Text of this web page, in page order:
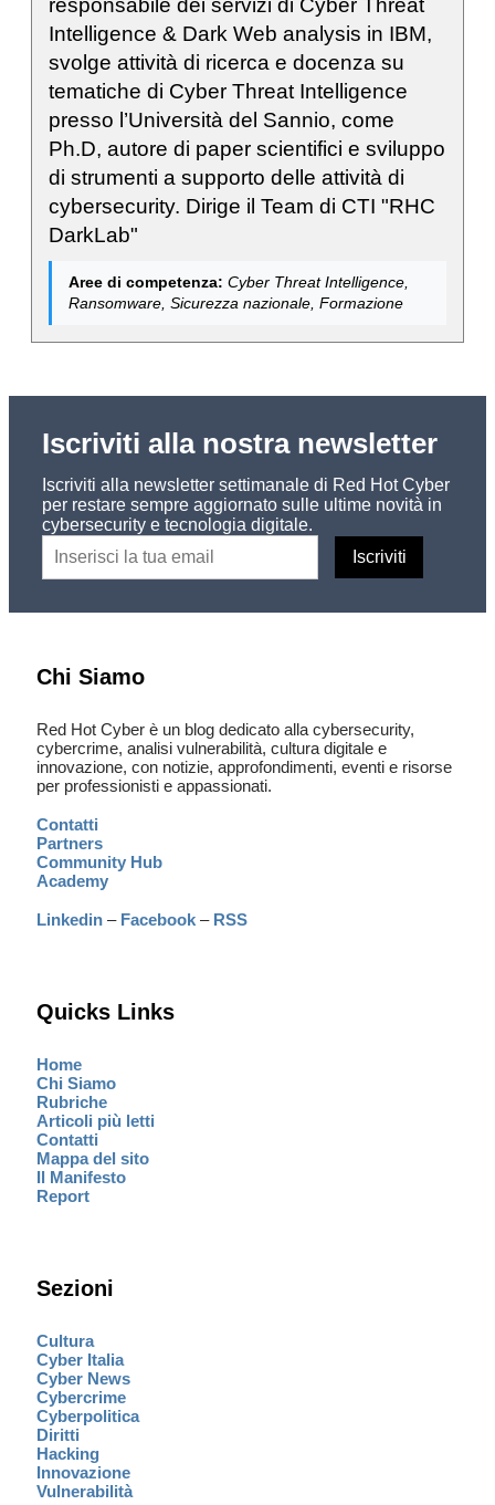
responsabile dei servizi di Cyber Threat
Intelligence & Dark Web analysis in IBM,
svolge attività di ricerca e docenza su
tematiche di Cyber Threat Intelligence
presso l’Università del Sannio, come
Ph.D, autore di paper scientifici e sviluppo
di strumenti a supporto delle attività di
cybersecurity. Dirige il Team di CTI "RHC
DarkLab"
Aree di competenza: Cyber Threat Intelligence,
Ransomware, Sicurezza nazionale, Formazione
Iscriviti alla nostra newsletter
Iscriviti alla newsletter settimanale di Red Hot Cyber
per restare sempre aggiornato sulle ultime novità in
cybersecurity e tecnologia digitale.
Chi Siamo
Red Hot Cyber è un blog dedicato alla cybersecurity,
cybercrime, analisi vulnerabilità, cultura digitale e
innovazione, con notizie, approfondimenti, eventi e risorse
per professionisti e appassionati.
Contatti
Partners
Community Hub
Academy
Linkedin – Facebook – RSS
Quicks Links
Home
Chi Siamo
Rubriche
Articoli più letti
Contatti
Mappa del sito
Il Manifesto
Report
Sezioni
Cultura
Cyber Italia
Cyber News
Cybercrime
Cyberpolitica
Diritti
Hacking
Innovazione
Vulnerabilità